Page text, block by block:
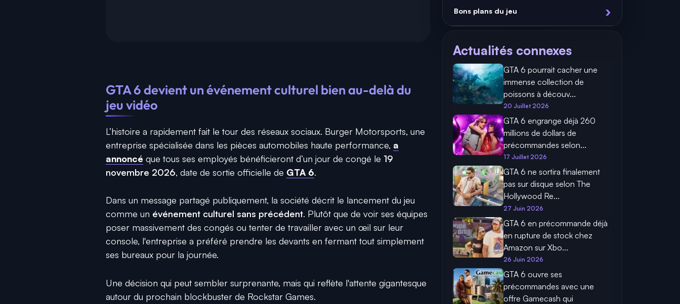
GTA 6 devient un événement culturel bien au-delà du
jeu vidéo
L’histoire a rapidement fait le tour des réseaux sociaux. Burger Motorsports, une
entreprise spécialisée dans les pièces automobiles haute performance, a
annoncé que tous ses employés bénéficieront d’un jour de congé le 19
novembre 2026, date de sortie officielle de GTA 6.
Dans un message partagé publiquement, la société décrit le lancement du jeu
comme un événement culturel sans précédent. Plutôt que de voir ses équipes
poser massivement des congés ou tenter de travailler avec un œil sur leur
console, l'entreprise a préféré prendre les devants en fermant tout simplement
ses bureaux pour la journée.
Une décision qui peut sembler surprenante, mais qui reflète l'attente gigantesque
autour du prochain blockbuster de Rockstar Games.
Bons plans du jeu
Actualités connexes
GTA 6 pourrait cacher une
immense collection de
poissons à découv...
20 Juillet 2026
GTA 6 engrange déjà 260
millions de dollars de
précommandes selon...
17 Juillet 2026
GTA 6 ne sortira finalement
pas sur disque selon The
Hollywood Re...
27 Juin 2026
GTA 6 en précommande déjà
en rupture de stock chez
Amazon sur Xbo...
26 Juin 2026
GTA 6 ouvre ses
précommandes avec une
offre Gamecash qui